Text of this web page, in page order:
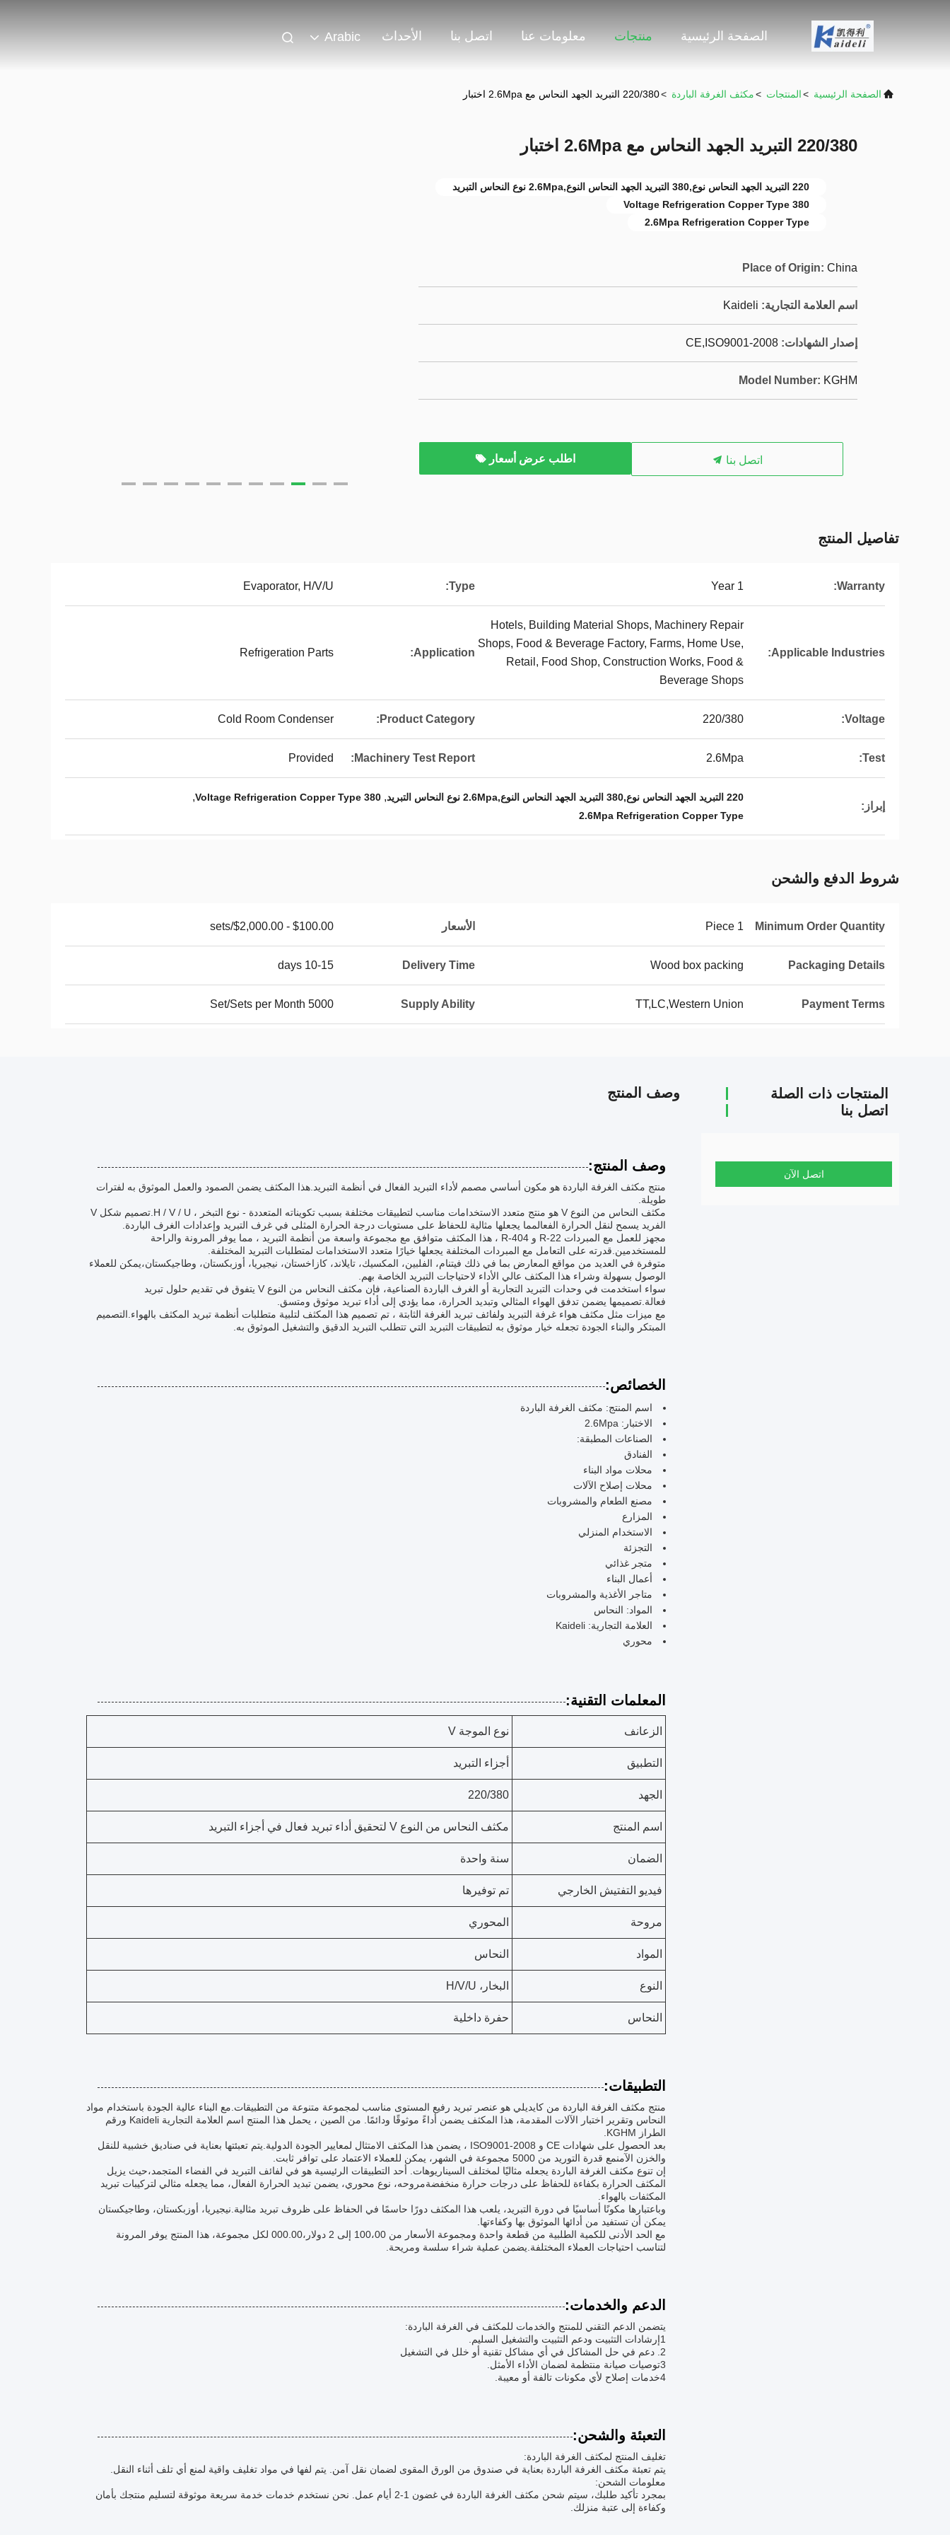
الصفحة الرئيسية منتجات معلومات عنا اتصل بنا الأحداث Arabic
الصفحة الرئيسية >المنتجات >مكثف الغرفة الباردة >220/380 التبريد الجهد النحاس مع 2.6Mpa اختبار
220/380 التبريد الجهد النحاس مع 2.6Mpa اختبار
220 التبريد الجهد النحاس نوع,380 التبريد الجهد النحاس النوع,2.6Mpa نوع النحاس التبريد
380 Voltage Refrigeration Copper Type
2.6Mpa Refrigeration Copper Type
Place of Origin: China
اسم العلامة التجارية: Kaideli
إصدار الشهادات: CE,ISO9001-2008
Model Number: KGHM
اتصل بنا اطلب عرض أسعار
تفاصيل المنتج
Warranty:
1 Year
Type:
Evaporator, H/V/U
Applicable Industries:
Hotels, Building Material Shops, Machinery Repair
Shops, Food & Beverage Factory, Farms, Home Use,
Retail, Food Shop, Construction Works, Food &
Beverage Shops
Application:
Refrigeration Parts
Voltage:
220/380
Product Category:
Cold Room Condenser
Test:
2.6Mpa
Machinery Test Report:
Provided
إبراز:
220 التبريد الجهد النحاس نوع,380 التبريد الجهد النحاس النوع,2.6Mpa نوع النحاس التبريد ,
380 Voltage Refrigeration Copper Type
,
2.6Mpa Refrigeration Copper Type
شروط الدفع والشحن
Minimum Order Quantity
1 Piece الأسعار $100.00 - $2,000.00/sets
Packaging Details
Wood box packing
Delivery Time
10-15 days
Payment Terms
TT,LC,Western Union
Supply Ability
5000 Set/Sets per Month
المنتجات ذات الصلة
اتصل بنا
اتصل الآن
وصف المنتج
وصف المنتج:
منتج مكثف الغرفة الباردة هو مكون أساسي مصمم لأداء التبريد الفعال في أنظمة التبريد.هذا المكثف يضمن الصمود والعمل الموثوق به لفترات
طويلة.
مكثف النحاس من النوع V هو منتج متعدد الاستخدامات مناسب لتطبيقات مختلفة بسبب تكويناته المتعددة - نوع التبخر ، H / V / U.تصميم شكل V
الفريد يسمح لنقل الحرارة الفعالمما يجعلها مثالية للحفاظ على مستويات درجة الحرارة المثلى في غرف التبريد وإعدادات الغرف الباردة.
مجهز للعمل مع المبردات R-22 و R-404 ، هذا المكثف متوافق مع مجموعة واسعة من أنظمة التبريد ، مما يوفر المرونة والراحة
للمستخدمين.قدرته على التعامل مع المبردات المختلفة يجعلها خيارًا متعدد الاستخدامات لمتطلبات التبريد المختلفة.
متوفرة في العديد من مواقع المعارض بما في ذلك فيتنام، الفلبين، المكسيك، تايلاند، كازاخستان، نيجيريا، أوزبكستان، وطاجيكستان،يمكن للعملاء
الوصول بسهولة وشراء هذا المكثف عالي الأداء لاحتياجات التبريد الخاصة بهم.
سواء استخدمت في وحدات التبريد التجارية أو الغرف الباردة الصناعية، فإن مكثف النحاس من النوع V يتفوق في تقديم حلول تبريد
فعالة.تصميمها يضمن تدفق الهواء المثالي وتبديد الحرارة، مما يؤدي إلى أداء تبريد موثوق ومتسق.
مع ميزات مثل مكثف هواء غرفة التبريد ولفائف تبريد الغرفة الثابتة ، تم تصميم هذا المكثف لتلبية متطلبات أنظمة تبريد المكثف بالهواء.التصميم
المبتكر والبناء الجودة تجعله خيار موثوق به لتطبيقات التبريد التي تتطلب التبريد الدقيق والتشغيل الموثوق به.
الخصائص:
اسم المنتج: مكثف الغرفة الباردة
الاختبار: 2.6Mpa
الصناعات المطبقة:
الفنادق
محلات مواد البناء
محلات إصلاح الآلات
مصنع الطعام والمشروبات
المزارع
الاستخدام المنزلي
التجزئة
متجر غذائي
أعمال البناء
متاجر الأغذية والمشروبات
المواد: النحاس
العلامة التجارية: Kaideli
محوري
المعلمات التقنية:
الزعانف نوع الموجة V
التطبيق أجزاء التبريد
الجهد 220/380
اسم المنتج مكثف النحاس من النوع V لتحقيق أداء تبريد فعال في أجزاء التبريد
الضمان سنة واحدة
فيديو التفتيش الخارجي تم توفيرها
مروحة المحوري
المواد النحاس
النوع البخار، H/V/U
النحاس حفرة داخلية
التطبيقات:
منتج مكثف الغرفة الباردة من كايديلي هو عنصر تبريد رفيع المستوى مناسب لمجموعة متنوعة من التطبيقات.مع البناء عالية الجودة باستخدام مواد
النحاس وتقرير اختبار الآلات المقدمة، هذا المكثف يضمن أداءً موثوقًا ودائمًا. من الصين ، يحمل هذا المنتج اسم العلامة التجارية Kaideli ورقم
الطراز KGHM.
بعد الحصول على شهادات CE و ISO9001-2008 ، يضمن هذا المكثف الامتثال لمعايير الجودة الدولية.يتم تعبئتها بعناية في صناديق خشبية للنقل
والخزن الآمنمع قدرة التوريد من 5000 مجموعة في الشهر، يمكن للعملاء الاعتماد على توافر ثابت.
إن تنوع مكثف الغرفة الباردة يجعله مثاليًا لمختلف السيناريوهات. أحد التطبيقات الرئيسية هو في لفائف التبريد في الفضاء المتجمد،حيث يزيل
المكثف الحرارة بكفاءة للحفاظ على درجات حرارة منخفضةمروحه، نوع محوري، يضمن تبديد الحرارة الفعال، مما يجعله مثالي لتركيبات تبريد
المكثفات بالهواء.
وباعتبارها مكونًا أساسيًا في دورة التبريد، يلعب هذا المكثف دورًا حاسمًا في الحفاظ على ظروف تبريد مثالية.نيجيريا، أوزبكستان، وطاجيكستان
يمكن أن تستفيد من أدائها الموثوق بها وكفاءتها.
مع الحد الأدنى للكمية الطلبية من قطعة واحدة ومجموعة الأسعار من 100،00 إلى 2 دولار،000.00 لكل مجموعة، هذا المنتج يوفر المرونة
لتناسب احتياجات العملاء المختلفة.يضمن عملية شراء سلسة ومريحة.
الدعم والخدمات:
يتضمن الدعم التقني للمنتج والخدمات للمكثف في الغرفة الباردة:
1إرشادات التثبيت ودعم التثبيت والتشغيل السليم.
2. دعم في حل المشاكل في أي مشاكل تقنية أو خلل في التشغيل
3توصيات صيانة منتظمة لضمان الأداء الأمثل.
4خدمات إصلاح لأي مكونات تالفة أو معيبة.
التعبئة والشحن:
تغليف المنتج لمكثف الغرفة الباردة:
يتم تعبئة مكثف الغرفة الباردة بعناية في صندوق من الورق المقوى لضمان نقل آمن. يتم لفها في مواد تغليف واقية لمنع أي تلف أثناء النقل.
معلومات الشحن:
بمجرد تأكيد طلبك، سيتم شحن مكثف الغرفة الباردة في غضون 1-2 أيام عمل. نحن نستخدم خدمات خدمة سريعة موثوقة لتسليم منتجك بأمان
وكفاءة إلى عتبة منزلك.